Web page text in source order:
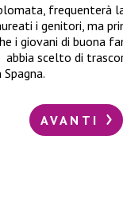
frequenterà
i genitori, ma
i giovani di buona
scelto di
AVANTI